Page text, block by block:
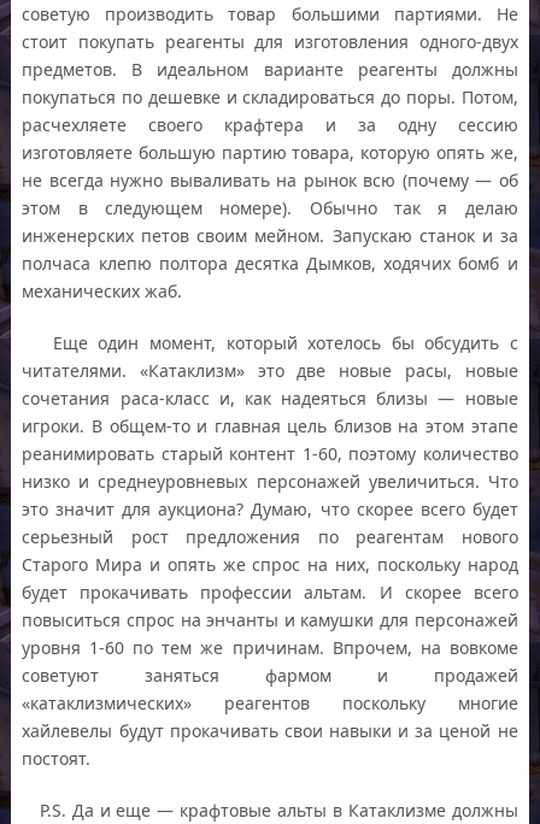
советую производить товар большими партиями. Не
стоит покупать реагенты для изготовления одного-двух
предметов. В идеальном варианте реагенты должны
покупаться по дешевке и складироваться до поры. Потом,
расчехляете своего крафтера и за одну сессию
изготовляете большую партию товара, которую опять же,
не всегда нужно вываливать на рынок всю (почему — об
этом в следующем номере). Обычно так я делаю
инженерских петов своим мейном. Запускаю станок и за
полчаса клепю полтора десятка Дымков, ходячих бомб и
механических жаб.
Еще один момент, который хотелось бы обсудить с
читателями. «Катаклизм» это две новые расы, новые
сочетания раса-класс и, как надеяться близы — новые
игроки. В общем-то и главная цель близов на этом этапе
реанимировать старый контент 1-60, поэтому количество
низко и среднеуровневых персонажей увеличиться. Что
это значит для аукциона? Думаю, что скорее всего будет
серьезный рост предложения по реагентам нового
Старого Мира и опять же спрос на них, поскольку народ
будет прокачивать профессии альтам. И скорее всего
повыситься спрос на энчанты и камушки для персонажей
уровня 1-60 по тем же причинам. Впрочем, на вовкоме
советуют заняться фармом и продажей
«катаклизмических» реагентов поскольку многие
хайлевелы будут прокачивать свои навыки и за ценой не
постоят.
P.S. Да и еще — крафтовые альты в Катаклизме должны